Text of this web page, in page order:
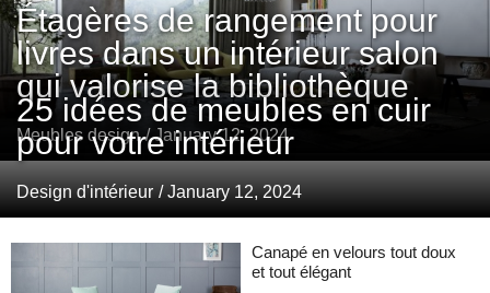
Étagères de rangement pour
livres dans un intérieur salon
qui valorise la bibliothèque
Meubles design / January 12, 2024
25 idées de meubles en cuir
pour votre intérieur
Design d'intérieur / January 12, 2024
Canapé en velours tout doux
et tout élégant